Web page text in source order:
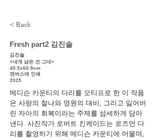
< Back
Fresh part2 김진솔
김진솔
<내게 남은 건 그대>
40.5x60.9cm
캔버스에 인쇄
2025
메디슨 카운티의 다리를 모티프로 한 이 작품
은 사랑의 찰나와 영원의 대비, 그리고 잃어버
린 자아의 회복이라는 주제를 섬세하게 담아
낸다. 사진작가 로버트 킨케이드는 로즈먼 다
리를 촬영하기 위해 메디슨 카운티에 머물며,